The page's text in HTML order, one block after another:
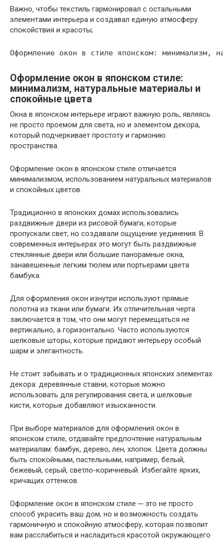
Важно‚ чтобы текстиль гармонировал с остальными
элементами интерьера и создавал единую атмосферу
спокойствия и красоты;
Оформление окон в японском стиле:
минимализм, натуральные материалы и
спокойные цвета
Окна в японском интерьере играют важную роль, являясь
не просто проемом для света, но и элементом декора,
который подчеркивает простоту и гармонию
пространства.
Оформление окон в японском стиле отличается
минимализмом, использованием натуральных материалов
и спокойных цветов.
Традиционно в японских домах использовались
раздвижные двери из рисовой бумаги, которые
пропускали свет, но создавали ощущение уединения. В
современных интерьерах это могут быть раздвижные
стеклянные двери или большие панорамные окна,
занавешенные легким тюлем или портьерами цвета
бамбука.
Для оформления окон изнутри используют прямые
полотна из ткани или бумаги. Их отличительная черта
заключается в том, что они могут перемещаться не
вертикально, а горизонтально. Часто используются
шелковые шторы, которые придают интерьеру особый
шарм и элегантность.
Не стоит забывать и о традиционных японских элементах
декора: деревянные ставни, которые можно
использовать для регулирования света, и шелковые
кисти, которые добавляют изысканности.
При выборе материалов для оформления окон в
японском стиле, отдавайте предпочтение натуральным
материалам: бамбук, дерево, лен, хлопок. Цвета должны
быть спокойными, пастельными, например, белый,
бежевый, серый, светло-коричневый. Избегайте ярких,
кричащих оттенков.
Оформление окон в японском стиле ─ это не просто
способ украсить ваш дом, но и возможность создать
гармоничную и спокойную атмосферу, которая позволит
вам расслабиться и насладиться красотой окружающего